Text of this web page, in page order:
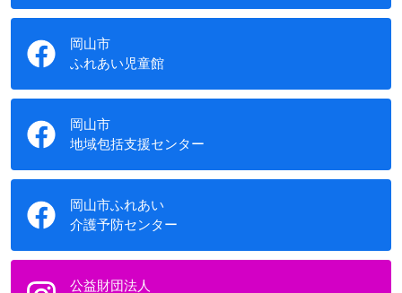
岡山市
ふれあい児童館
岡山市
地域包括支援センター
岡山市ふれあい
介護予防センター
公益財団法人